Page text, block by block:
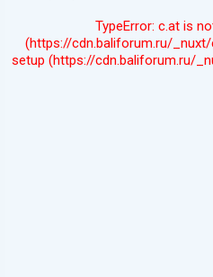
TypeError: c.at is
(https://cdn.baliforum.ru/_nuxt/
setup (https://cdn.baliforum.ru/